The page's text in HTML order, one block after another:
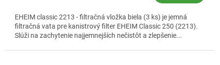
EHEIM classic 2213 - filtračná vložka biela (3 ks) je jemná
filtračná vata pre kanistrový filter EHEIM Classic 250 (2213).
Slúži na zachytenie najjemnejších nečistôt a zlepšenie...